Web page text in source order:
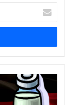
بريدك
الإلكتروني
اللقاحات
المانيا